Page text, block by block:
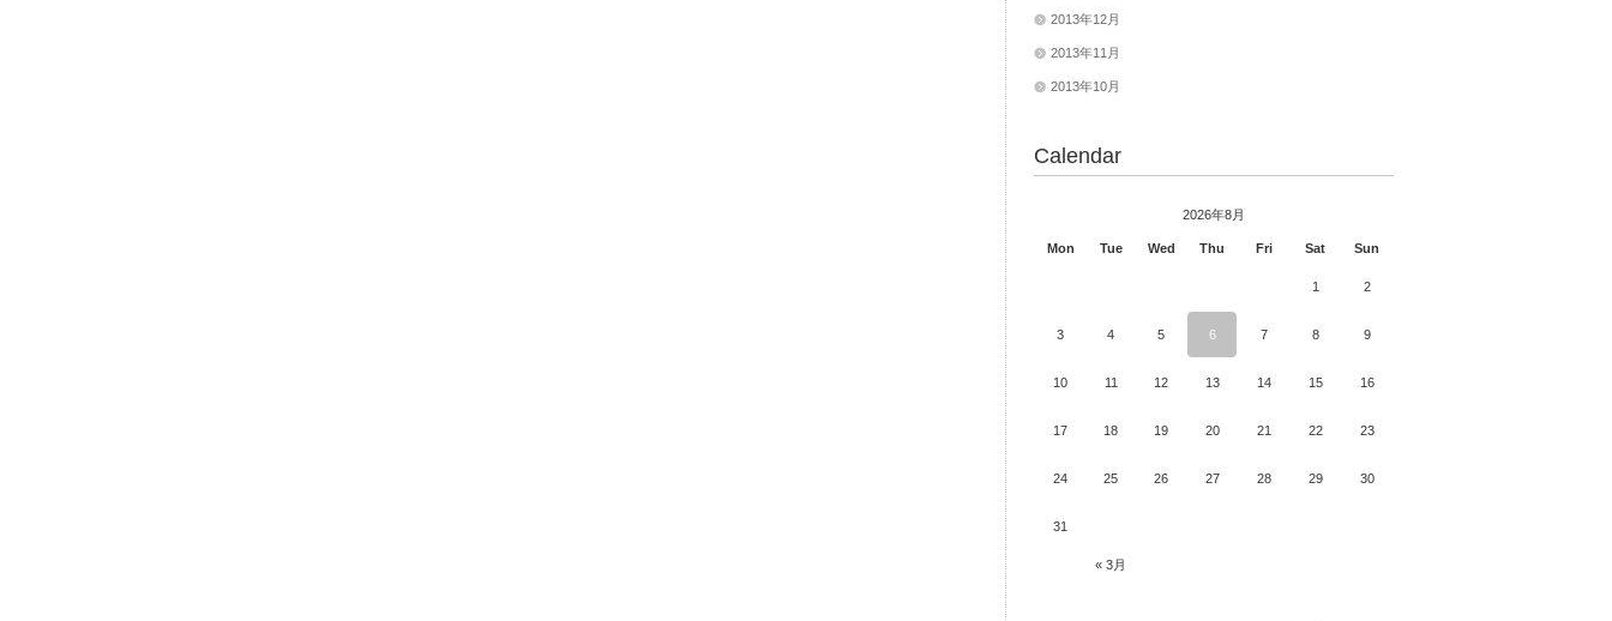
2013年12月
2013年11月
2013年10月
Calendar
2026年8月
Mon Tue Wed Thu Fri Sat Sun
« 3月
1 2
3 4 5 6 7 8 9
10 11 12 13 14 15 16
17 18 19 20 21 22 23
24 25 26 27 28 29 30
31